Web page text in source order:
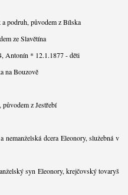
podruh, původem z Bílska
ze Slavětína
Antonín * 12.1.1877 - děti
na Bouzově
z Jestřebí
dcera Eleonory, služebná v
syn Eleonory, krejčovský tovaryš